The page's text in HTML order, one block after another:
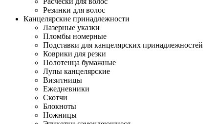
Резинки для волос
Канцелярские принадлежности
Лазерные указки
Пломбы номерные
Подставки для канцелярских принадлежностей
Коврики для резки
Полотенца бумажные
Лупы канцелярские
Визитницы
Ежедневники
Скотчи
Блокноты
Ножницы